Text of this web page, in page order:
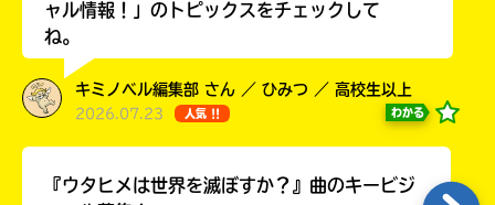
ャル情報！」のトピックスをチェックして
ね。
キミノベル編集部 さん ／ ひみつ ／ 高校生以上
2026.07.23 人気 !! わかる
『ウタヒメは世界を滅ぼすか？』曲のキービジ